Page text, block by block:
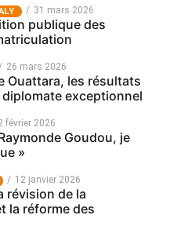
31 mars 2026
publique des
26 mars 2026
Ouattara, les résultats
diplomate exceptionnel
février 2026
Goudou, je
»
12 janvier 2026
révision de la
la réforme des